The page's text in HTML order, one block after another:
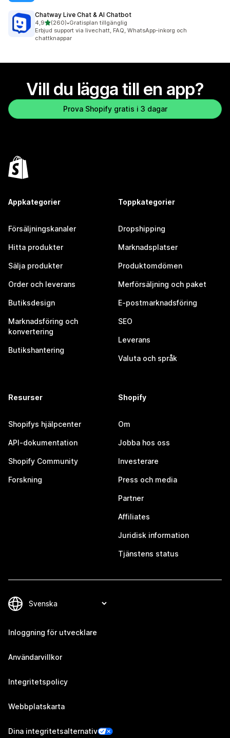
Chatway Live Chat & AI Chatbot
4,9av 5 stjärnor
(260)
260 recensioner totalt
•Gratisplan tillgänglig
Erbjud support via livechatt, FAQ, WhatsApp-inkorg och
chattknappar
Vill du lägga till en app?
Prova Shopify gratis i 3 dagar
Appkategorier
Försäljningskanaler
Hitta produkter
Sälja produkter
Order och leverans
Butiksdesign
Marknadsföring och
konvertering
Butikshantering
Toppkategorier
Dropshipping
Marknadsplatser
Produktomdömen
Merförsäljning och paket
E-postmarknadsföring
SEO
Leverans
Valuta och språk
Resurser
Shopifys hjälpcenter
API-dokumentation
Shopify Community
Forskning
Shopify
Om
Jobba hos oss
Investerare
Press och media
Partner
Affiliates
Juridisk information
Tjänstens status
Inloggning för utvecklare
Användarvillkor
Integritetspolicy
Webbplatskarta
Dina integritetsalternativ